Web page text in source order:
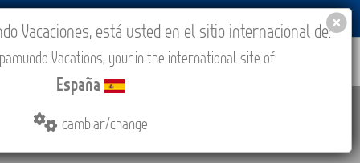
COMPRAR CONTACTO MÁS
Vacaciones, está usted en el sitio internacional de:
Vacations, your in the international site of:
España
cambiar/change